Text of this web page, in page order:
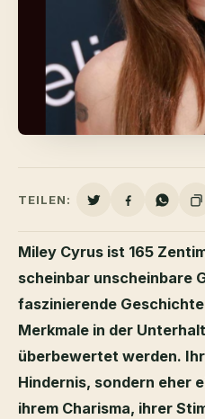
TEILEN:
Miley Cyrus ist 165
scheinbar unscheinbare
faszinierende
Merkmale in der
überbewertet werden.
Hindernis, sondern eher
ihrem Charisma, ihrer